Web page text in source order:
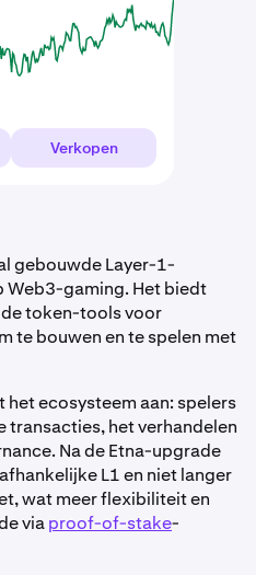
Verkopen
gebouwde Layer-1-
Web3-gaming. Het biedt
token-tools voor
te bouwen en te spelen met
het ecosysteem aan: spelers
het verhandelen
Na de Etna-upgrade
L1 en niet langer
wat meer flexibiliteit en
viaproof-of-stake-